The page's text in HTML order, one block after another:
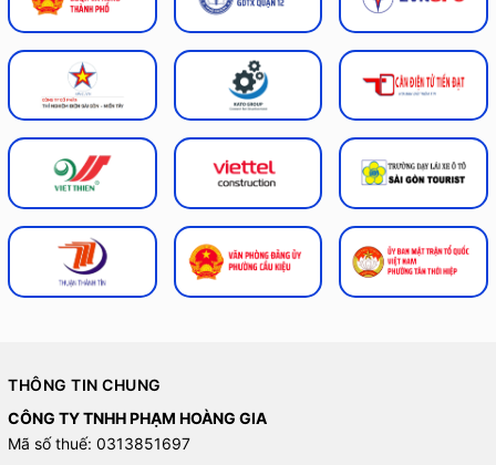
THÔNG TIN CHUNG
CÔNG TY TNHH PHẠM HOÀNG GIA
Mã số thuế: 0313851697